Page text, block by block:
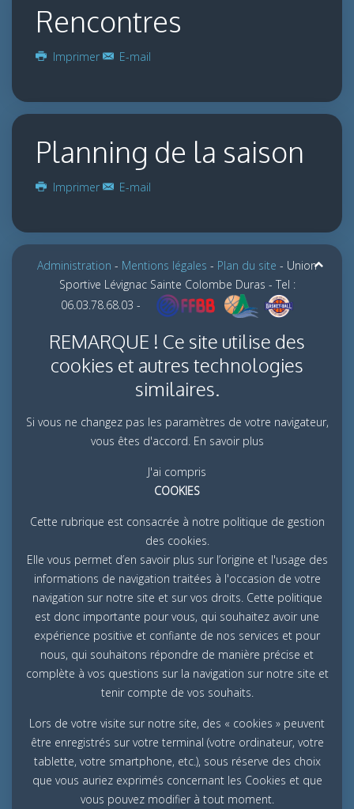
Rencontres
Imprimer E-mail
Planning de la saison
Imprimer E-mail
Administration - Mentions légales - Plan du site - Union
Sportive Lévignac Sainte Colombe Duras - Tel :
06.03.78.68.03 -
REMARQUE ! Ce site utilise des
cookies et autres technologies
similaires.
Si vous ne changez pas les paramètres de votre navigateur,
vous êtes d'accord. En savoir plus
J'ai compris
COOKIES
Cette rubrique est consacrée à notre politique de gestion
des cookies.
Elle vous permet d’en savoir plus sur l’origine et l'usage des
informations de navigation traitées à l'occasion de votre
navigation sur notre site et sur vos droits. Cette politique
est donc importante pour vous, qui souhaitez avoir une
expérience positive et confiante de nos services et pour
nous, qui souhaitons répondre de manière précise et
complète à vos questions sur la navigation sur notre site et
tenir compte de vos souhaits.
Lors de votre visite sur notre site, des « cookies » peuvent
être enregistrés sur votre terminal (votre ordinateur, votre
tablette, votre smartphone, etc.), sous réserve des choix
que vous auriez exprimés concernant les Cookies et que
vous pouvez modifier à tout moment.